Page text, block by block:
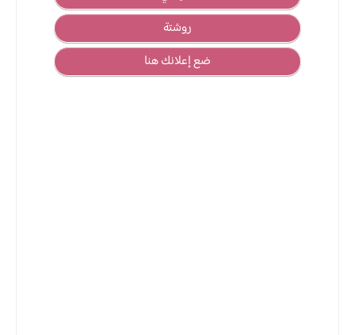
روشتة
ضع إعلانك هنا